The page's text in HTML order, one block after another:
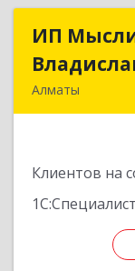
ИП
Алматы
Клиентов на
1С:Специалист